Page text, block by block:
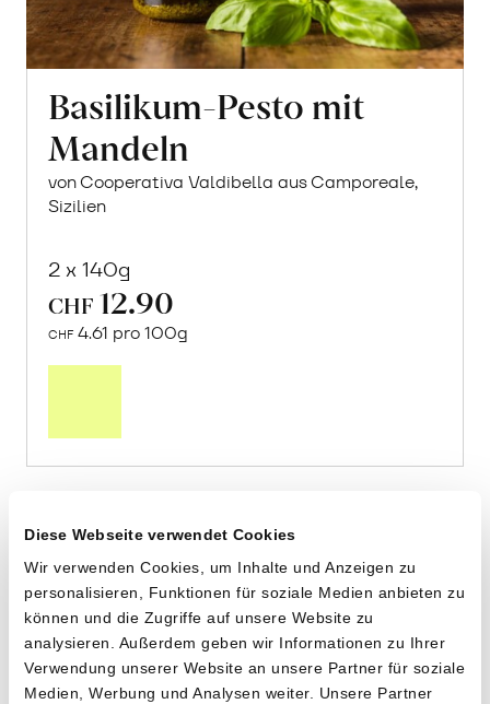
Diese Webseite verwendet Cookies
Wir verwenden Cookies, um Inhalte und Anzeigen zu
personalisieren, Funktionen für soziale Medien anbieten zu
können und die Zugriffe auf unsere Website zu
analysieren. Außerdem geben wir Informationen zu Ihrer
Verwendung unserer Website an unsere Partner für soziale
Medien, Werbung und Analysen weiter. Unsere Partner
Basilikum-Pesto mit
Mandeln
von Cooperativa Valdibella aus Camporeale,
Sizilien
2 x 140g
CHF 12.90
CHF 4.61 pro 100g